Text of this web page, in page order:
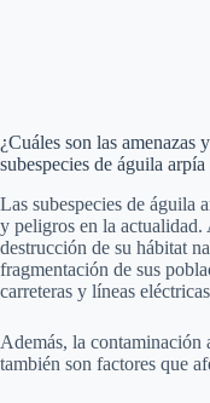
¿Cuáles son las amenazas
subespecies de águila
Las subespecies de águila
y peligros en la actualidad.
destrucción de su hábitat
fragmentación de sus
carreteras y líneas
Además, la contaminación
también son factores que